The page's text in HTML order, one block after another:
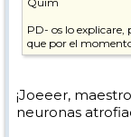
PD- os lo explicare,
que por el
¡Joeeer,
neuronas